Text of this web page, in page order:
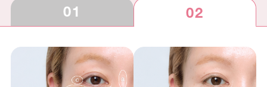
01 02